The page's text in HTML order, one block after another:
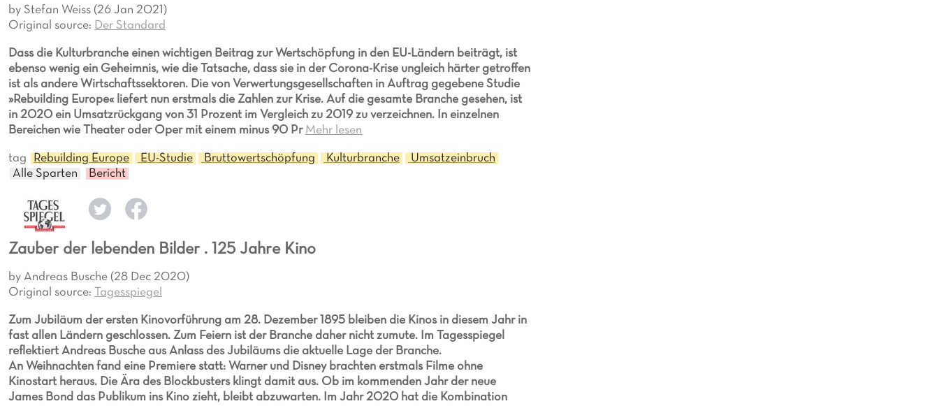
by Stefan Weiss (26 Jan 2021)
Original source: Der Standard
Dass die Kulturbranche einen wichtigen Beitrag zur Wertschöpfung in den EU-Ländern beiträgt, ist
ebenso wenig ein Geheimnis, wie die Tatsache, dass sie in der Corona-Krise ungleich härter getroffen
ist als andere Wirtschaftssektoren. Die von Verwertungsgesellschaften in Auftrag gegebene Studie
»Rebuilding Europe« liefert nun erstmals die Zahlen zur Krise. Auf die gesamte Branche gesehen, ist
in 2020 ein Umsatzrückgang von 31 Prozent im Vergleich zu 2019 zu verzeichnen. In einzelnen
Bereichen wie Theater oder Oper mit einem minus 90 Pr Mehr lesen
tag Rebuilding Europe EU-Studie Bruttowertschöpfung Kulturbranche
Umsatzeinbruch
Alle Sparten
Bericht
Zauber der lebenden Bilder . 125 Jahre Kino
by Andreas Busche (28 Dec 2020)
Original source:
Tagesspiegel
Zum Jubiläum der ersten Kinovorführung am 28. Dezember 1895 bleiben die Kinos in diesem Jahr in
fast allen Ländern geschlossen. Zum Feiern ist der Branche daher nicht zumute. Im Tagesspiegel
reflektiert Andreas Busche aus Anlass des Jubiläums die aktuelle Lage der Branche.
An Weihnachten fand eine Premiere statt: Warner und Disney brachten erstmals Filme ohne
Kinostart heraus. Die Ära des Blockbusters klingt damit aus. Ob im kommenden Jahr der neue
James Bond das Publikum ins Kino zieht, bleibt abzuwarten. Im Jahr 2020 hat die Kombination